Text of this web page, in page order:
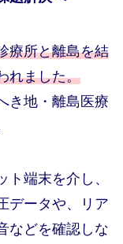
療所と離島を結
れました。
き地・離島医療
端末を介し、
データや、リア
などを確認しな